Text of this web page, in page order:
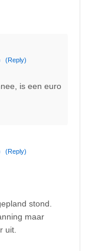
(Reply)
is een euro
(Reply)
stond.
maar
uit.